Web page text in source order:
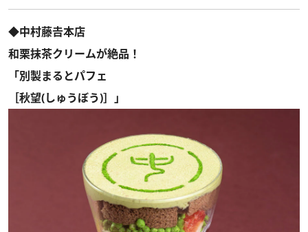
◆中村藤𠮷本店
和栗抹茶クリームが絶品！
「別製まるとパフェ
［秋望(しゅうぼう)］」